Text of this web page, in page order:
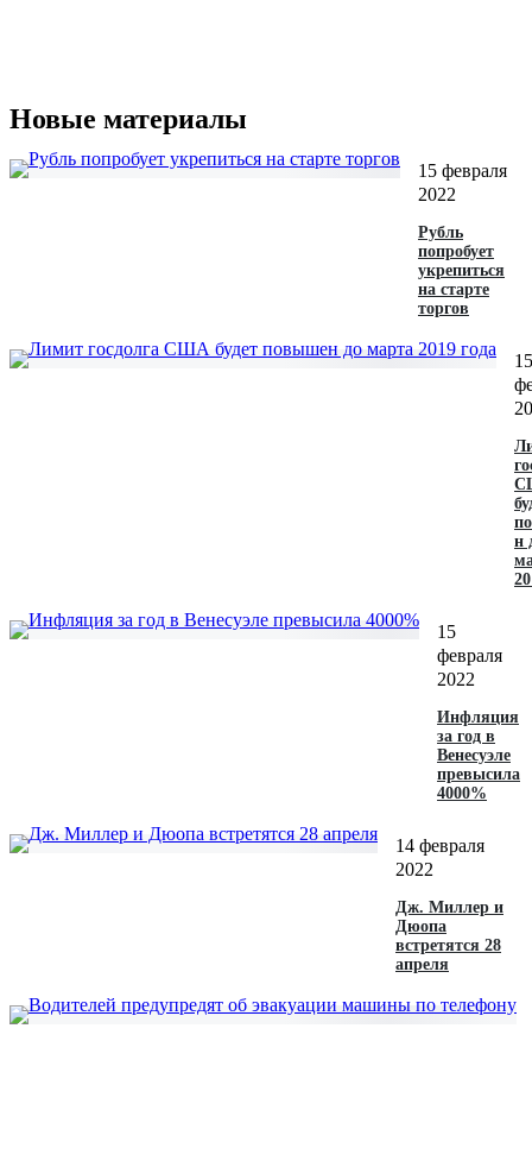
Новые материалы
15 февраля
2022
Рубль
попробует
укрепиться
на старте
торгов‍
15
н
15
февраля
2022
Инфляция
за год в
Венесуэле
превысила
4000%
14 февраля
2022
Дж. Миллер и
Дюопа
встретятся 28
апреля